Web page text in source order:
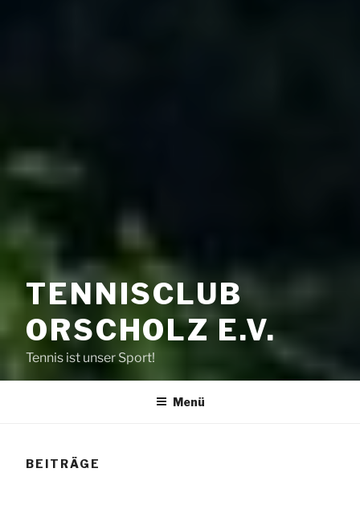
TENNISCLUB
ORSCHOLZ E.V.
Tennis ist unser Sport!
Menü
BEITRÄGE